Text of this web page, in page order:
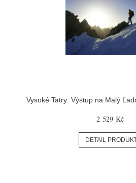
Vysoké Tatry: Výstup na Malý
2 529 Kč
DETAIL